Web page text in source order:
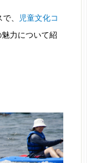
、
児童文化コ
力について紹